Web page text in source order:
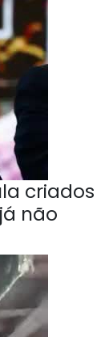
criados
não